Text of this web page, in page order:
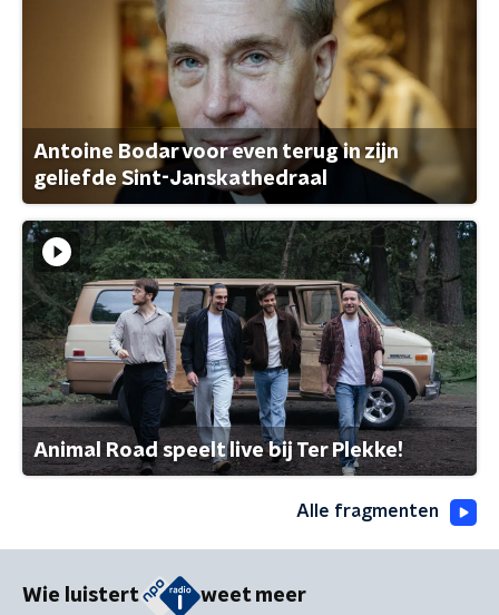
Antoine Bodar voor even terug in zijn
geliefde Sint-Janskathedraal
Animal Road speelt live bij Ter Plekke!
Alle fragmenten
Wie luistert weet meer